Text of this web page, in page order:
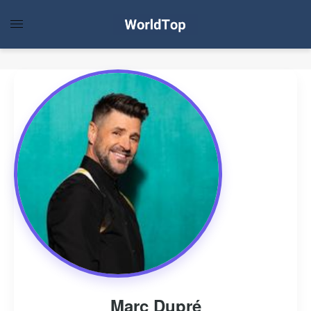
Marc Dupré